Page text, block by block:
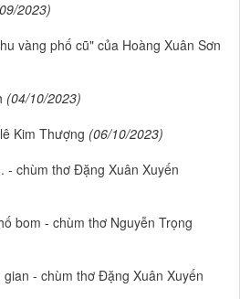
2023)
vàng phố cũ" của Hoàng Xuân Sơn
(04/10/2023)
Kim Thượng (06/10/2023)
- chùm thơ Đặng Xuân Xuyến
bom - chùm thơ Nguyễn Trọng
- chùm thơ Đặng Xuân Xuyến